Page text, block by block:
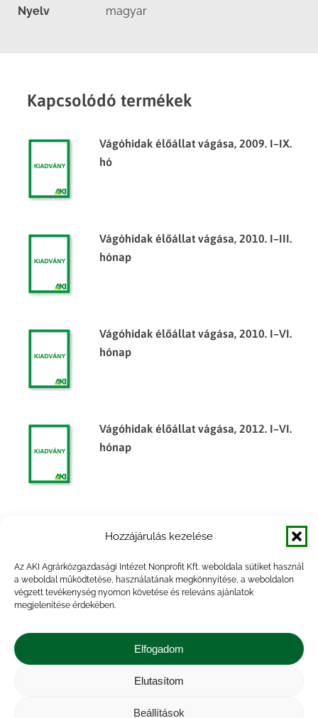
Hozzájárulás kezelése
Az AKI Agrárközgazdasági Intézet Nonprofit Kft. weboldala sütiket használ
a weboldal működtetése, használatának megkönnyítése, a weboldalon
végzett tevékenység nyomon követése és releváns ajánlatok
megjelenítése érdekében.
Elfogadom
Elutasítom
Beállítások
Nyelv magyar
Kapcsolódó termékek
Vágóhidak élőállat vágása, 2009. I–IX.
hó
Vágóhidak élőállat vágása, 2010. I–III.
hónap
Vágóhidak élőállat vágása, 2010. I–VI.
hónap
Vágóhidak élőállat vágása, 2012. I–VI.
hónap
Vágóhidak élőállat vágása, 2013. I–VI.
hónap
hónap